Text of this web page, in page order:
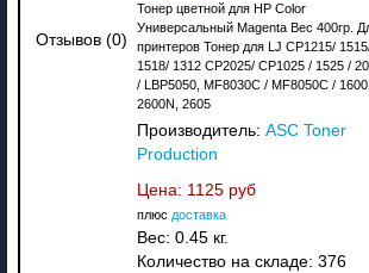
Отзывов (0)
Тонер цветной для HP Color
Универсальный Magenta Вес 400гр.
принтеров Тонер для LJ CP1215/
1518/ 1312 CP2025/ CP1025 / 1525 /
/ LBP5050, MF8030C / MF8050C / 1600,
2600N, 2605
Производитель: ASC Toner
Production
Цена: 1125 руб
плюс доставка
Вес: 0.45 кг.
Количество на складе: 376